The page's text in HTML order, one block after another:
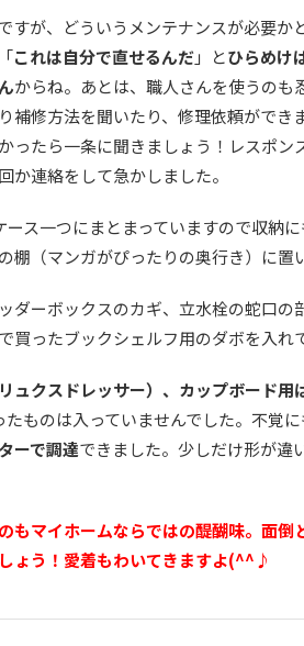
すが、どういうメンテナンスが必要か
これは自分で直せるんだ」とひらめけ
からね。あとは、職人さんを使うのも
補修方法を聞いたり、修理依頼ができ
ったら一条に聞きましょう！レスポン
か連絡をして急かしました。
ス一つにまとまっていますので収納
棚（マンガがぴったりの奥行き）に置
ダーボックスのカギ、立水栓の蛇口の
買ったブックシェルフ用のダボを入れ
ュクスドレッサー）、カップボード用
たものは入っていませんでした。不覚
ーで調達できました。少しだけ形が違
もマイホームならではの醍醐味。面倒
ょう！愛着もわいてきますよ(^^♪